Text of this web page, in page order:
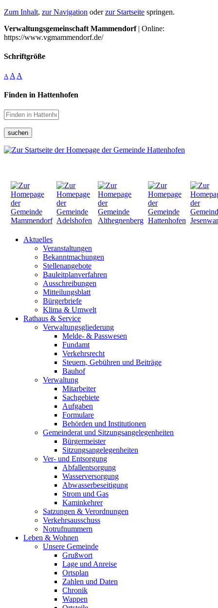
Zum Inhalt, zur Navigation oderzur Startseite springen.
Verwaltungsgemeinschaft Mammendorf| Online:
https://www.vgmammendorf.de/
Schriftgröße
A A A
Finden in Hattenhofen
suchen
Aktuelles
Veranstaltungen
Bekanntmachungen
Stellenangebote
Bauleitplanverfahren
Ausschreibungen
Mitteilungsblatt
Bürgerbriefe
Klima & Umwelt
Rathaus & Service
Verwaltungsgliederung
Melde- & Passwesen
Fundamt
Verkehrsrecht
Steuern, Gebühren und Beiträge
Bauhof
Verwaltung
Mitarbeiter
Sachgebiete
Aufgaben
Formulare
Behörden und Institutionen
Gemeinderat und Sitzungsangelegenheiten
Bürgermeister
Sitzungsangelegenheiten
Ver- und Entsorgung
Abfallentsorgung
Wasserversorgung
Abwasserbeseitigung
Strom und Gas
Kaminkehrer
Satzungen & Verordnungen
Verkehrsausschuss
Notrufnummern
Leben & Wohnen
Unsere Gemeinde
Grußwort
Lage und Anreise
Ortsplan
Zahlen und Daten
Chronik
Wappen